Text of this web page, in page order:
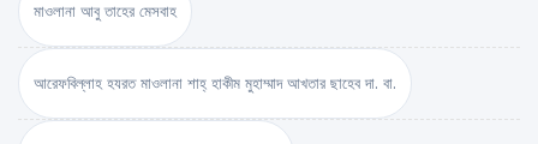
মাওলানা আবু তাহের মেসবাহ
আরেফবিল্লাহ হযরত মাওলানা শাহ্ হাকীম মুহাম্মাদ আখতার ছাহেব দা. বা.